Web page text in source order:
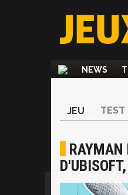
NEWS
JEU TEST
RAYMAN